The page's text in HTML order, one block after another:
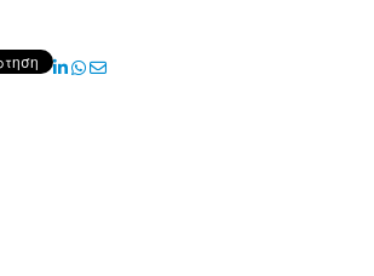
LinkedIn
Whatsapp
Share